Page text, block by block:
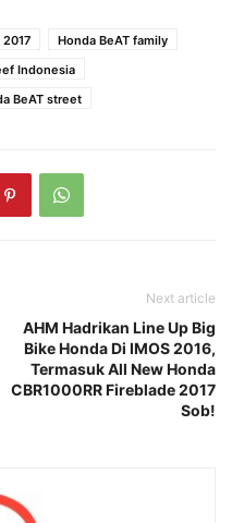
2017
Honda BeAT family
Indonesia
BeAT street
Next article
AHM Hadrikan Line Up Big
Bike Honda Di IMOS 2016,
Termasuk All New Honda
CBR1000RR Fireblade 2017
Sob!